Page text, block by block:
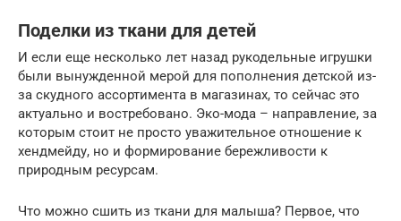
Поделки из ткани для детей
И если еще несколько лет назад рукодельные игрушки
были вынужденной мерой для пополнения детской из-
за скудного ассортимента в магазинах, то сейчас это
актуально и востребовано. Эко-мода – направление, за
которым стоит не просто уважительное отношение к
хендмейду, но и формирование бережливости к
природным ресурсам.
Что можно сшить из ткани для малыша? Первое, что